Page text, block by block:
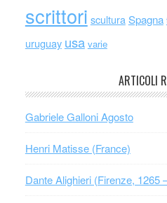
scrittori sculturaSpagna
uruguay usa varie
ARTICOLI
Gabriele Galloni Agosto
Henri Matisse (France)
Dante Alighieri (Firenze, 1265